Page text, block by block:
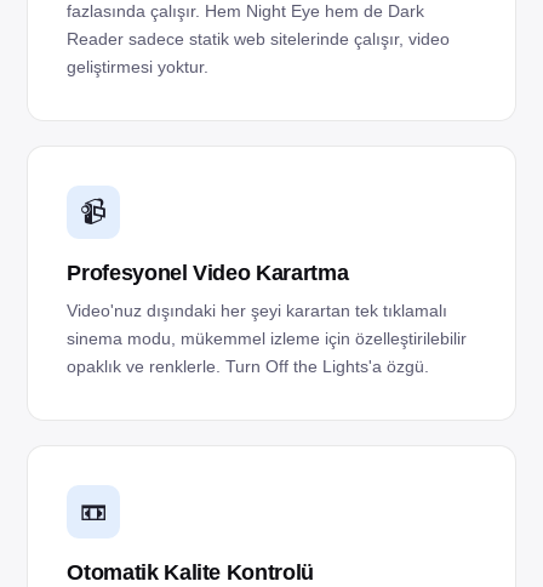
fazlasında çalışır. Hem Night Eye hem de Dark
Reader sadece statik web sitelerinde çalışır, video
geliştirmesi yoktur.
📹
Profesyonel Video Karartma
Video'nuz dışındaki her şeyi karartan tek tıklamalı
sinema modu, mükemmel izleme için özelleştirilebilir
opaklık ve renklerle. Turn Off the Lights'a özgü.
📼
Otomatik Kalite Kontrolü